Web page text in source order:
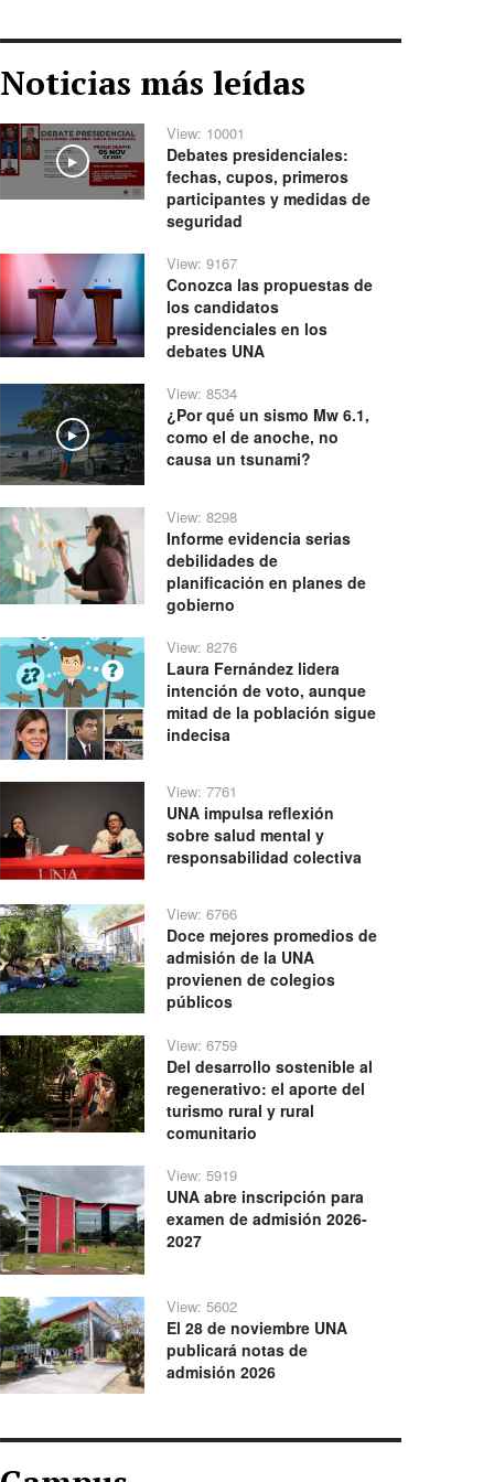
Noticias más leídas
Play
View: 10001
Debates presidenciales:
fechas, cupos, primeros
participantes y medidas de
seguridad
View: 9167
Conozca las propuestas de
los candidatos
presidenciales en los
debates UNA
Play
View: 8534
¿Por qué un sismo Mw 6.1,
como el de anoche, no
causa un tsunami?
View: 8298
Informe evidencia serias
debilidades de
planificación en planes de
gobierno
View: 8276
Laura Fernández lidera
intención de voto, aunque
mitad de la población sigue
indecisa
View: 7761
UNA impulsa reflexión
sobre salud mental y
responsabilidad colectiva
View: 6766
Doce mejores promedios de
admisión de la UNA
provienen de colegios
públicos
View: 6759
Del desarrollo sostenible al
regenerativo: el aporte del
turismo rural y rural
comunitario
View: 5919
UNA abre inscripción para
examen de admisión 2026-
2027
View: 5602
El 28 de noviembre UNA
publicará notas de
admisión 2026